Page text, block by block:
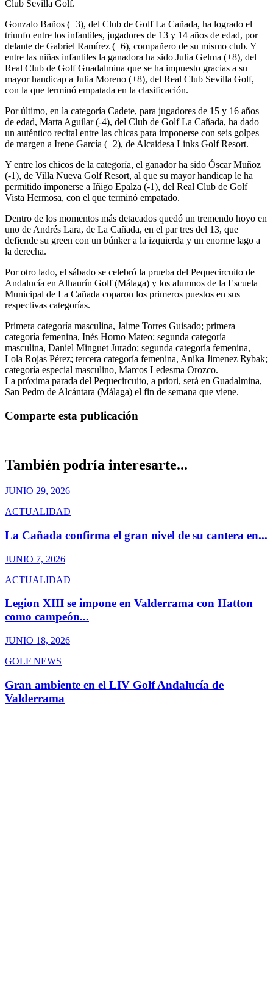
Club Sevilla Golf.
Gonzalo Baños (+3), del Club de Golf La Cañada, ha logrado el
triunfo entre los infantiles, jugadores de 13 y 14 años de edad, por
delante de Gabriel Ramírez (+6), compañero de su mismo club. Y
entre las niñas infantiles la ganadora ha sido Julia Gelma (+8), del
Real Club de Golf Guadalmina que se ha impuesto gracias a su
mayor handicap a Julia Moreno (+8), del Real Club Sevilla Golf,
con la que terminó empatada en la clasificación.
Por último, en la categoría Cadete, para jugadores de 15 y 16 años
de edad, Marta Aguilar (-4), del Club de Golf La Cañada, ha dado
un auténtico recital entre las chicas para imponerse con seis golpes
de margen a Irene García (+2), de Alcaidesa Links Golf Resort.
Y entre los chicos de la categoría, el ganador ha sido Óscar Muñoz
(-1), de Villa Nueva Golf Resort, al que su mayor handicap le ha
permitido imponerse a Iñigo Epalza (-1), del Real Club de Golf
Vista Hermosa, con el que terminó empatado.
Dentro de los momentos más detacados quedó un tremendo hoyo en
uno de Andrés Lara, de La Cañada, en el par tres del 13, que
defiende su green con un búnker a la izquierda y un enorme lago a
la derecha.
Por otro lado, el sábado se celebró la prueba del Pequecircuito de
Andalucía en Alhaurín Golf (Málaga) y los alumnos de la Escuela
Municipal de La Cañada coparon los primeros puestos en sus
respectivas categorías.
Primera categoría masculina, Jaime Torres Guisado; primera
categoría femenina, Inés Horno Mateo; segunda categoría
masculina, Daniel Minguet Jurado; segunda categoría femenina,
Lola Rojas Pérez; tercera categoría femenina, Anika Jimenez Rybak;
categoría especial masculino, Marcos Ledesma Orozco.
La próxima parada del Pequecircuito, a priori, será en Guadalmina,
San Pedro de Alcántara (Málaga) el fin de semana que viene.
Comparte esta publicación
También podría interesarte...
JUNIO 29, 2026
ACTUALIDAD
La Cañada confirma el gran nivel de su cantera en...
JUNIO 7, 2026
ACTUALIDAD
Legion XIII se impone en Valderrama con Hatton
como campeón...
JUNIO 18, 2026
GOLF NEWS
Gran ambiente en el LIV Golf Andalucía de
Valderrama